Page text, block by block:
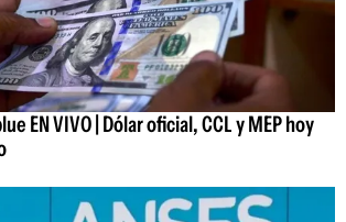
EN VIVO | Dólar oficial, CCL y MEP hoy